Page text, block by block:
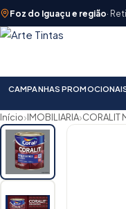
Foz do Iguaçu e região·
CAMPANHAS
Início›IMOBILIARIA›CORALIT